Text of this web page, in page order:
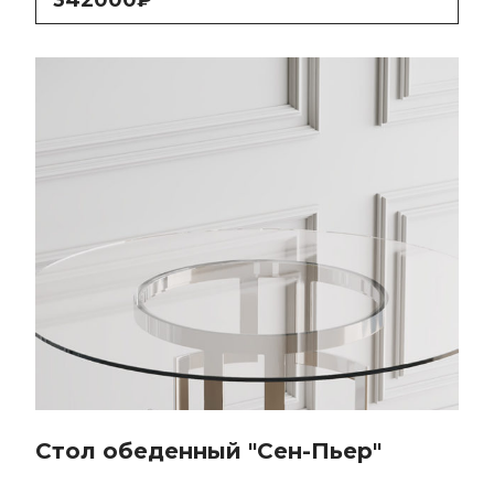
Стол обеденный "Сен-Пьер"